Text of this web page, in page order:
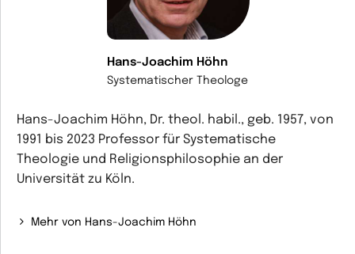
Hans-Joachim Höhn
Systematischer Theologe
Hans-Joachim Höhn, Dr. theol. habil., geb. 1957, von
1991 bis 2023 Professor für Systematische
Theologie und Religionsphilosophie an der
Universität zu Köln.
Mehr von Hans-Joachim Höhn